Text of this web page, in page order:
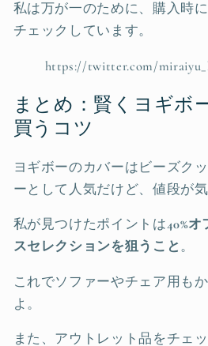
私は万が一のために、購入時
チェックしています。
https://twitter.com/
まとめ：賢くヨギボ
買うコツ
ヨギボーのカバーはビーズク
ーとして人気だけど、値段が気
私が見つけたポイントは40%
スセレクションを狙うこと 。
これでソファーやチェア用も
よ。
また、アウトレット品をチェ